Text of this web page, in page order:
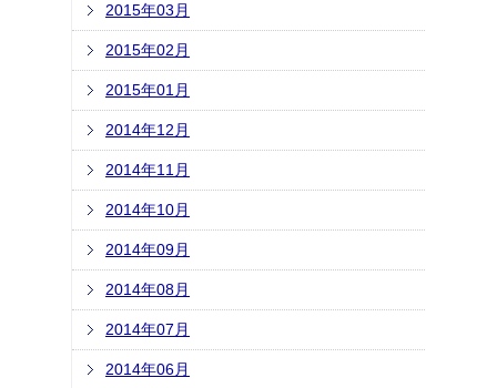
2015年03月
2015年02月
2015年01月
2014年12月
2014年11月
2014年10月
2014年09月
2014年08月
2014年07月
2014年06月